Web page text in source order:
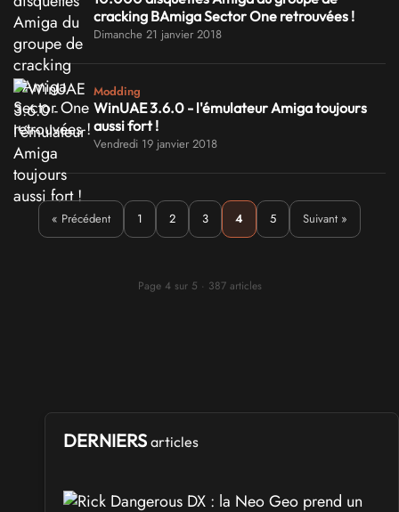
cracking BAmiga Sector One retrouvées !
Dimanche 21 janvier 2018
Modding
WinUAE 3.6.0 - l'émulateur Amiga toujours
aussi fort !
Vendredi 19 janvier 2018
« Précédent 1 2 3 4 5 Suivant »
Page 4 sur 5 · 387 articles
DERNIERS articles